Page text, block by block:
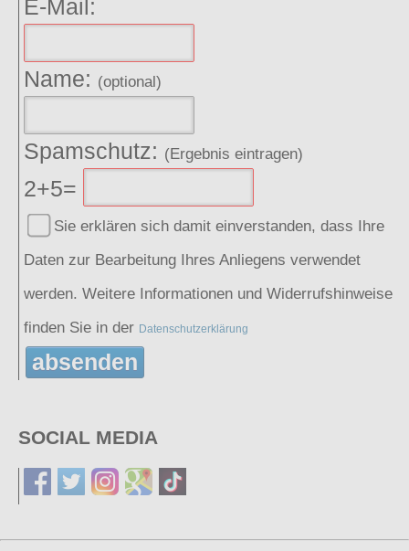
E-Mail:
Name: (optional)
Spamschutz: (Ergebnis eintragen)
2+5=
Sie erklären sich damit einverstanden, dass Ihre
Daten zur Bearbeitung Ihres Anliegens verwendet
werden. Weitere Informationen und Widerrufshinweise
finden Sie in der Datenschutzerklärung
absenden
SOCIAL MEDIA